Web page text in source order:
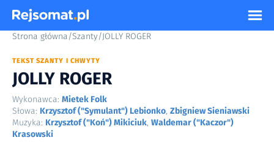
Strona główna/Szanty/JOLLY ROGER
TEKST SZANTY I CHWYTY
JOLLY ROGER
Wykonawca: Mietek Folk
Słowa: Krzysztof ("Symulant") Lebionko, Zbigniew Sieniawski
Muzyka: Krzysztof ("Koń") Mikiciuk, Waldemar ("Kaczor")
Krasowski